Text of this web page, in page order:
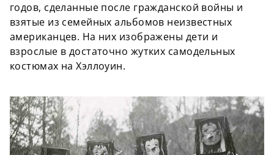
годов, сделанные после гражданской войны и
взятые из семейных альбомов неизвестных
американцев. На них изображены дети и
взрослые в достаточно жутких самодельных
костюмах на Хэллоуин.